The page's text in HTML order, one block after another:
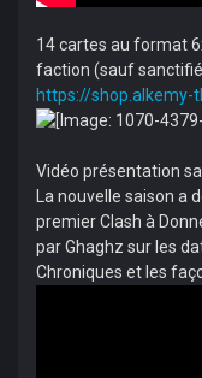
14 cartes au format
faction (sauf
https://shop.alkemy-
Vidéo présentation
­La nouvelle saison a
premier Clash à
par Ghaghz sur les
Chroniques et les